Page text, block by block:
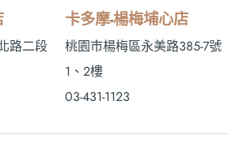
路二段
卡多摩-楊梅埔心店
桃園市楊梅區永美路385-7號
1、2樓
03-431-1123